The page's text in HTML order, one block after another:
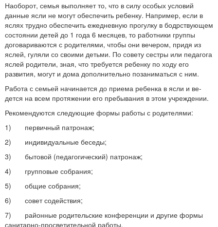
Наоборот, семья выполняет то, что в силу особых условий
данные ясли не могут обеспечить ребенку. Например, если в
яс­лях трудно обеспечить ежедневную прогулку в бодрствующем
состоянии детей до 1 года 6 месяцев, то работники группы
дого­вариваются с родителями, чтобы они вечером, придя из
яслей, гуляли со своими детьми. По совету сестры или педагога
яслей родители, зная, что требуется ребенку по ходу его
развития, могут и дома дополнительно позаниматься с ним.
Работа с семьей начинается до приема ребенка в ясли и ве­
дется на всем протяжении его пребывания в этом учреждении.
Рекомендуются следующие формы работы с родителями:
1) первичный патронаж;
2) индивидуальные беседы;
3) бытовой (педагогический) патронаж;
4) групповые собрания;
5) общие собрания;
6) совет содействия;
7) районные родительские конференции и другие формы
са­нитарно-просветительной работы.